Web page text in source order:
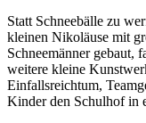
Statt Schneebälle zu
kleinen Nikoläuse mit
Schneemänner gebaut,
weitere kleine
Einfallsreichtum,
Kinder den Schulhof in